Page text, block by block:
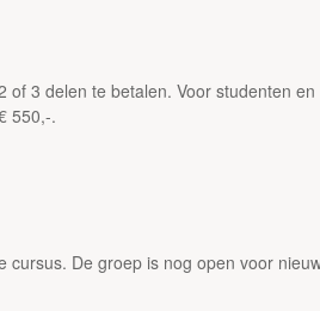
3 delen te betalen. Voor studenten
550,-.
De groep is nog open voor